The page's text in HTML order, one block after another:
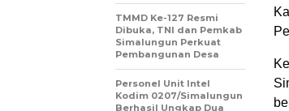
TMMD Ke-127 Resmi
Dibuka, TNI dan Pemkab
Simalungun Perkuat
Pembangunan Desa
Personel Unit Intel
Kodim 0207/Simalungun
Berhasil Ungkap Dua